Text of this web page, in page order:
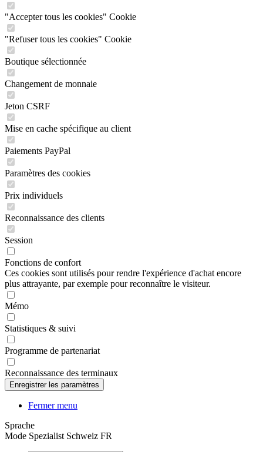
"Accepter tous les cookies" Cookie
"Refuser tous les cookies" Cookie
Boutique sélectionnée
Changement de monnaie
Jeton CSRF
Mise en cache spécifique au client
Paiements PayPal
Paramètres des cookies
Prix individuels
Reconnaissance des clients
Session
Fonctions de confort
Ces cookies sont utilisés pour rendre l'expérience d'achat encore
plus attrayante, par exemple pour reconnaître le visiteur.
Mémo
Statistiques & suivi
Programme de partenariat
Reconnaissance des terminaux
Fermer menu
Sprache
Mode Spezialist Schweiz FR